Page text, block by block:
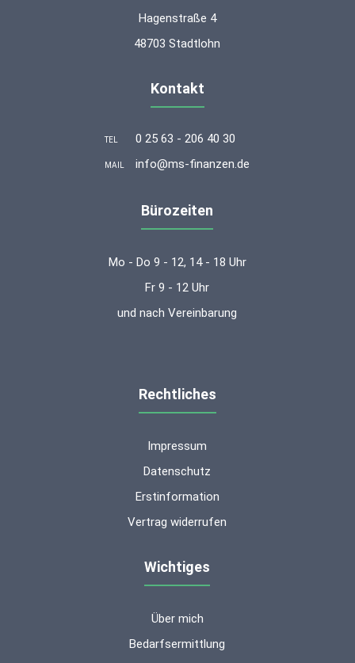
Hagenstraße 4
48703 Stadtlohn
Kontakt
TEL 0 25 63 - 206 40 30
MAIL info@ms-finanzen.de
Bürozeiten
Mo - Do 9 - 12, 14 - 18 Uhr
Fr 9 - 12 Uhr
und nach Vereinbarung
Rechtliches
Impressum
Datenschutz
Erstinformation
Vertrag widerrufen
Wichtiges
Über mich
Bedarfsermittlungms-finanzen GmbH